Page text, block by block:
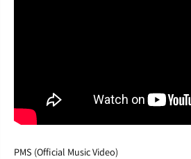
PMS (Official Music Video)